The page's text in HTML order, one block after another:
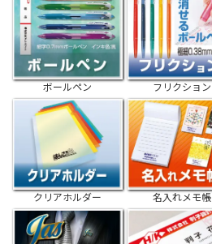
ボールペン フリクション
クリアホルダー 名入れメモ帳